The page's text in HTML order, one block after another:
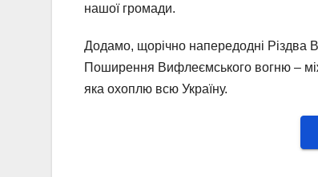
нашої громади.
Додамо, щорічно напередодні Різдва
Поширення Вифлеємського вогню –
яка охоплю всю Україну.